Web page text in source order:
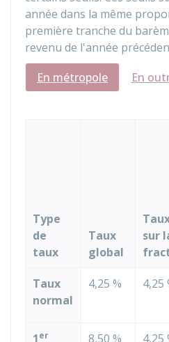
année dans la même
première tranche du
revenu de l'année
En métropole
En
Type
de
taux
Taux
global
sur
Taux
normal
4,25 % 4,25
1er 8,50 % 4,25